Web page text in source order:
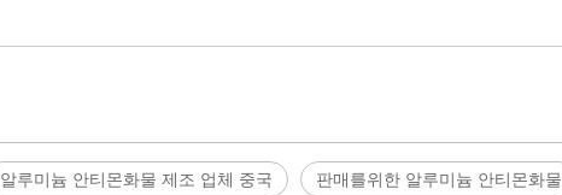
알루미늄 안티몬화물 제조 업체 중국 판매를위한 알루미늄 안티몬화물